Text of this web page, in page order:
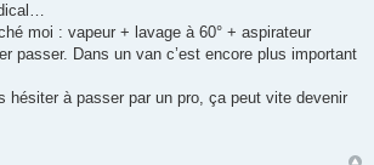
moi : vapeur + lavage à 60° + aspirateur
passer. Dans un van c’est encore plus important
hésiter à passer par un pro, ça peut vite devenir